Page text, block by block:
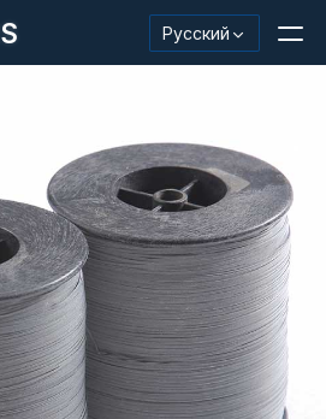
Русский
материал/лента
ткань
материал
для мытья